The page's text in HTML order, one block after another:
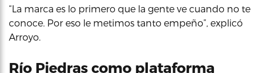
“La marca es lo primero que la gente ve cuando no te
conoce. Por eso le metimos tanto empeño”, explicó
Arroyo.
Río Piedras como plataforma